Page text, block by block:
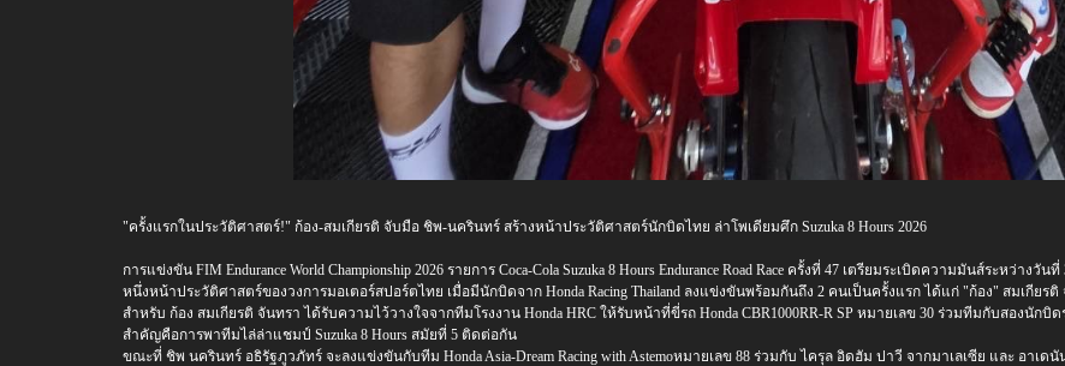
"ครั้งแรกในประวัติศาสตร์!" ก้อง-สมเกียรติ จับมือ ชิพ-นครินทร์ สร้างหน้าประวัติศาสตร์นักบิดไทย ล่าโพเดียมศึก Suzuka 8 Hours 2026
การแข่งขัน FIM Endurance World Championship 2026 รายการ Coca-Cola Suzuka 8 Hours Endurance Road Race ครั้งที่ 47 เตรียมระเบิดความมันส์ระหว่
หนึ่งหน้าประวัติศาสตร์ของวงการมอเตอร์สปอร์ตไทย เมื่อมีนักบิดจาก Honda Racing Thailand ลงแข่งขันพร้อมกันถึง 2 คนเป็นครั้งแรก ได้แก่ "ก้อง" สมเกีย
สำหรับ ก้อง สมเกียรติ จันทรา ได้รับความไว้วางใจจากทีมโรงงาน Honda HRC ให้รับหน้าที่ขี่รถ Honda CBR1000RR-R SP หมายเลข 30 ร่วมทีมกับสองนั
สำคัญคือการพาทีมไล่ล่าแชมป์ Suzuka 8 Hours สมัยที่ 5 ติดต่อกัน
ขณะที่ ชิพ นครินทร์ อธิรัฐภูวภัทร์ จะลงแข่งขันกับทีม Honda Asia-Dream Racing with Astemoหมายเลข 88 ร่วมกับ ไครุล อิดฮัม ปาวี จากมาเลเซีย และ อาเ